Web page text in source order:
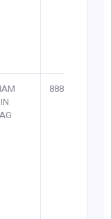
8888*****0